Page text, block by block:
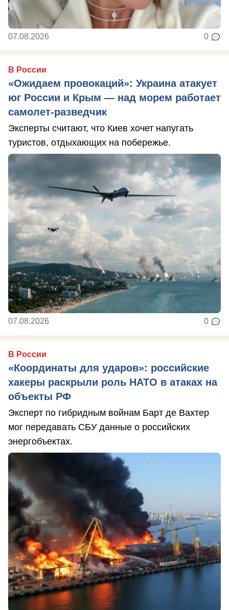
07.08.2026 0
В России
«Ожидаем провокаций»: Украина атакует
юг России и Крым — над морем работает
самолет-разведчик
Эксперты считают, что Киев хочет напугать
туристов, отдыхающих на побережье.
07.08.2026 0
В России
«Координаты для ударов»: российские
хакеры раскрыли роль НАТО в атаках на
объекты РФ
Эксперт по гибридным войнам Барт де Вахтер
мог передавать СБУ данные о российских
энергобъектах.